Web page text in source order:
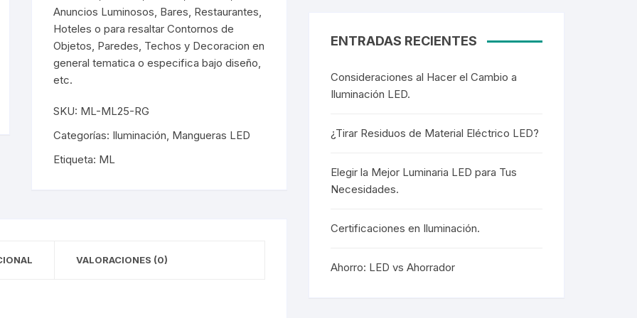
Empotrados
Sobrepuestos
Luminarias De Muro
Muro Interior
Muro Exterior
Cortesía
Lámparas De Emergencia
Colgantes
Colgantes
Mangueras LED
Anuncios Luminosos, Bares, Restaurantes,
Hoteles o para resaltar Contornos de
Objetos, Paredes, Techos y Decoracion en
general tematica o especifica bajo diseño,
etc.
SKU: ML-ML25-RG
Categorías: Iluminación, Mangueras LED
Etiqueta: ML
VALORACIONES (0)
ENTRADAS RECIENTES
Consideraciones al Hacer el Cambio a
Iluminación LED.
¿Tirar Residuos de Material Eléctrico LED?
Elegir la Mejor Luminaria LED para Tus
Necesidades.
Certificaciones en Iluminación.
Ahorro: LED vs Ahorrador